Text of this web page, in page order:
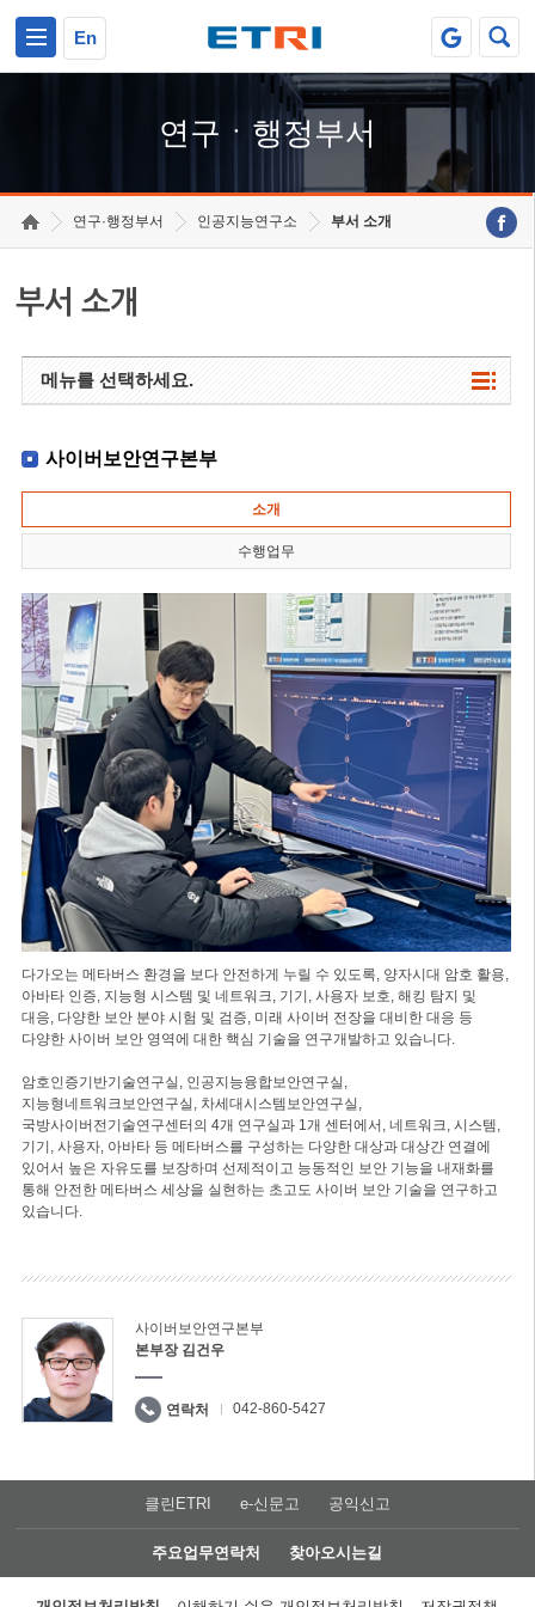
En
연구ㆍ행정부서
연구·행정부서 인공지능연구소 부서 소개
부서 소개
메뉴를 선택하세요.
사이버보안연구본부
소개
수행업무
다가오는 메타버스 환경을 보다 안전하게 누릴 수 있도록, 양자시대 암호 활용,
아바타 인증, 지능형 시스템 및 네트워크, 기기, 사용자 보호, 해킹 탐지 및
대응, 다양한 보안 분야 시험 및 검증, 미래 사이버 전장을 대비한 대응 등
다양한 사이버 보안 영역에 대한 핵심 기술을 연구개발하고 있습니다.
암호인증기반기술연구실, 인공지능융합보안연구실,
지능형네트워크보안연구실, 차세대시스템보안연구실,
국방사이버전기술연구센터의 4개 연구실과 1개 센터에서, 네트워크, 시스템,
기기, 사용자, 아바타 등 메타버스를 구성하는 다양한 대상과 대상간 연결에
있어서 높은 자유도를 보장하며 선제적이고 능동적인 보안 기능을 내재화를
통해 안전한 메타버스 세상을 실현하는 초고도 사이버 보안 기술을 연구하고
있습니다.
사이버보안연구본부
본부장 김건우
연락처 042-860-5427
클린ETRI e-신문고 공익신고
주요업무연락처 찾아오시는길